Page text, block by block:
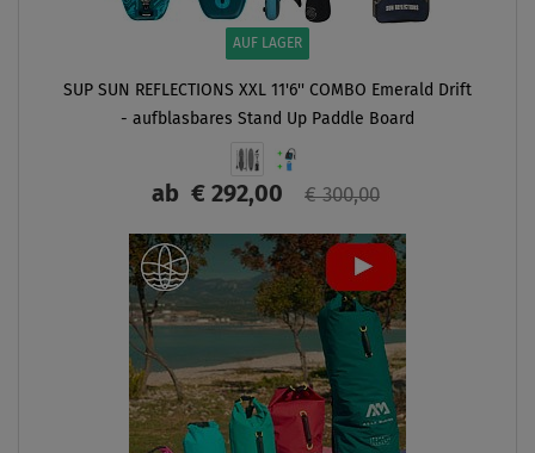
AUF LAGER
SUP SUN REFLECTIONS XXL 11'6'' COMBO Emerald Drift
- aufblasbares Stand Up Paddle Board
ab € 292,00 € 300,00
ANZEIGEN